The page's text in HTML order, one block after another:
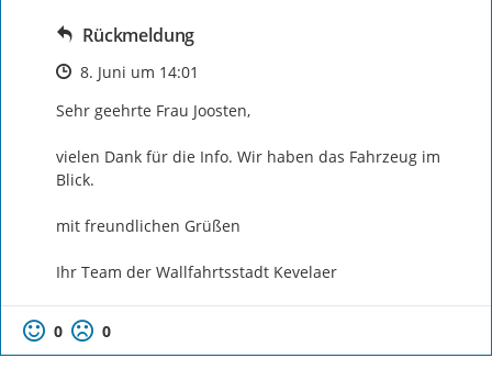
Rückmeldung
Zeitpunkt des Erstellens
8. Juni um 14:01
Sehr geehrte Frau Joosten,
vielen Dank für die Info. Wir haben das Fahrzeug im
Blick.
mit freundlichen Grüßen
Ihr Team der Wallfahrtsstadt Kevelaer
0 0